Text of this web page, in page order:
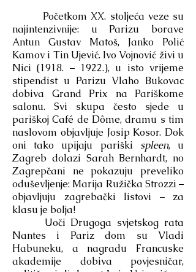
Početkom XX. stoljeća veze su
najintenzivnije: u Parizu borave
Antun Gustav Matoš, Janko Polić
Kamov i Tin Ujević. Ivo Vojnović živi u
Nici (1918. – 1922.), u isto vrijeme
stipendist u Parizu Vlaho Bukovac
dobiva Grand Prix na Pariškome
salonu. Svi skupa često sjede u
pariškoj Café de Dôme, dramu s tim
naslovom objavljuje Josip Kosor. Dok
oni tako upijaju pariški spleen, u
Zagreb dolazi Sarah Bernhardt, no
Zagrepčani ne pokazuju preveliko
oduševljenje: Marija Ružička Strozzi –
objavljuju zagrebački listovi – za
klasu je bolja!
Uoči Drugoga svjetskog rata
Nantes i Pariz dom su Vladi
Habuneku, a nagradu Francuske
akademije dobiva povjesničar,